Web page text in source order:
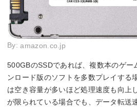
By:amazon.co.jp
500GBのSSDであれば、複数本のゲー
ンロード版のソフトを多数プレイする
は空き容量が多いほど処理速度も向上
が限られている場合でも、データ転送